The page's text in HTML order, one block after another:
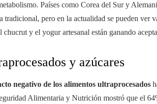
Países como Corea del Sur y
tradicional, pero en la actualidad se pueden ver
y el yogur artesanal están ganando
y azúcares
negativo de los alimentos ultraprocesados
Alimentaria y Nutrición mostró que el